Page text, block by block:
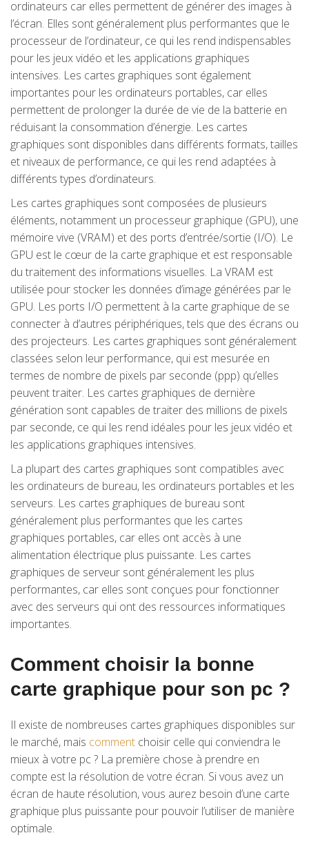
ordinateurs car elles permettent de générer des images à
l’écran. Elles sont généralement plus performantes que le
processeur de l’ordinateur, ce qui les rend indispensables
pour les jeux vidéo et les applications graphiques
intensives. Les cartes graphiques sont également
importantes pour les ordinateurs portables, car elles
permettent de prolonger la durée de vie de la batterie en
réduisant la consommation d’énergie. Les cartes
graphiques sont disponibles dans différents formats, tailles
et niveaux de performance, ce qui les rend adaptées à
différents types d’ordinateurs.
Les cartes graphiques sont composées de plusieurs
éléments, notamment un processeur graphique (GPU), une
mémoire vive (VRAM) et des ports d’entrée/sortie (I/O). Le
GPU est le cœur de la carte graphique et est responsable
du traitement des informations visuelles. La VRAM est
utilisée pour stocker les données d’image générées par le
GPU. Les ports I/O permettent à la carte graphique de se
connecter à d’autres périphériques, tels que des écrans ou
des projecteurs. Les cartes graphiques sont généralement
classées selon leur performance, qui est mesurée en
termes de nombre de pixels par seconde (ppp) qu’elles
peuvent traiter. Les cartes graphiques de dernière
génération sont capables de traiter des millions de pixels
par seconde, ce qui les rend idéales pour les jeux vidéo et
les applications graphiques intensives.
La plupart des cartes graphiques sont compatibles avec
les ordinateurs de bureau, les ordinateurs portables et les
serveurs. Les cartes graphiques de bureau sont
généralement plus performantes que les cartes
graphiques portables, car elles ont accès à une
alimentation électrique plus puissante. Les cartes
graphiques de serveur sont généralement les plus
performantes, car elles sont conçues pour fonctionner
avec des serveurs qui ont des ressources informatiques
importantes.
Comment choisir la bonne
carte graphique pour son pc ?
Il existe de nombreuses cartes graphiques disponibles sur
le marché, mais comment choisir celle qui conviendra le
mieux à votre pc ? La première chose à prendre en
compte est la résolution de votre écran. Si vous avez un
écran de haute résolution, vous aurez besoin d’une carte
graphique plus puissante pour pouvoir l’utiliser de manière
optimale.